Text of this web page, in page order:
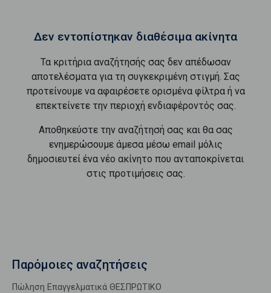
Δεν εντοπίστηκαν διαθέσιμα ακίνητα
Τα κριτήρια αναζήτησής σας δεν απέδωσαν
αποτελέσματα για τη συγκεκριμένη στιγμή. Σας
προτείνουμε να αφαιρέσετε ορισμένα φίλτρα ή να
επεκτείνετε την περιοχή ενδιαφέροντός σας.
Αποθηκεύστε την αναζήτησή σας και θα σας
ενημερώσουμε άμεσα μέσω email μόλις
δημοσιευτεί ένα νέο ακίνητο που ανταποκρίνεται
στις προτιμήσεις σας.
Παρόμοιες αναζητήσεις
Πώληση Επαγγελματικά ΘΕΣΠΡΩΤΙΚΟ